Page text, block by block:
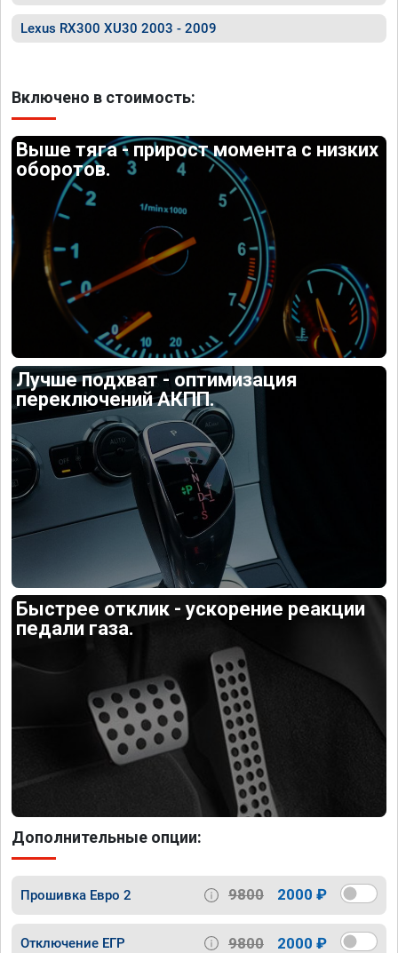
Lexus RX300 XU30 2003 - 2009
Включено в стоимость:
Выше тяга - прирост момента с низких
оборотов.
Лучше подхват - оптимизация
переключений АКПП.
Быстрее отклик - ускорение реакции
педали газа.
Дополнительные опции:
Прошивка Евро 2 9800 2000 ₽
Отключение ЕГР 9800 2000 ₽